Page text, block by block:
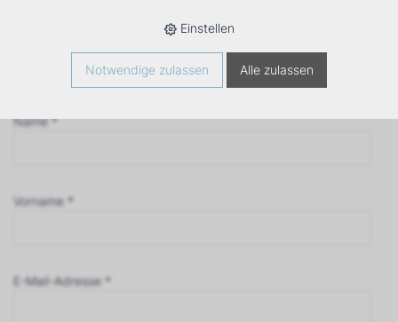
Name *
Vorname *
E-Mail-Adresse *
Einstellen
Notwendige zulassen Alle zulassen